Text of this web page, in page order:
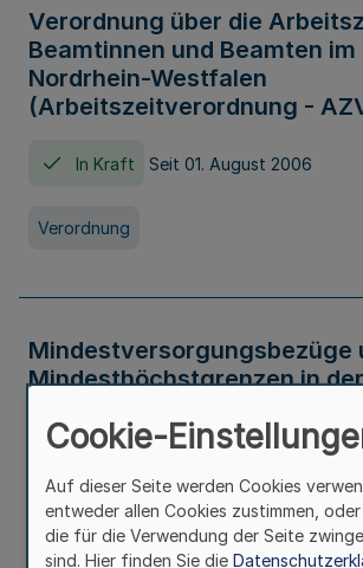
Verordnung über die
Beamtinnen und Beamten im
Nordrhein-Westfalen
(Arbeitszeitverordnung -
In Kraft Seit 01. August 2006
Verordnung
Mindestversorgungsbezüge
Mindesthöchstgrenzen in
Verwaltungsvorschrift
Cookie-
Auf dieser Seite werden Cookies
entweder allen Cookies zustimmen, oder
die für die Verwendung der Seite
sind. Hier finden Sie die